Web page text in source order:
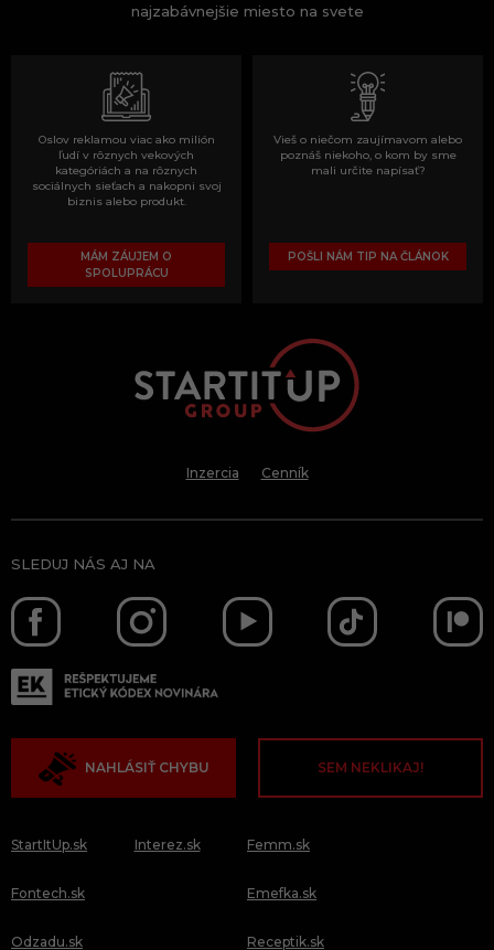
najzabávnejšie miesto na svete
Oslov reklamou viac ako milión
ľudí v rôznych vekových
kategóriách a na rôznych
sociálnych sieťach a nakopni svoj
biznis alebo produkt.
MÁM ZÁUJEM O
SPOLUPRÁCU
Vieš o niečom zaujímavom alebo
poznáš niekoho, o kom by sme
mali určite napísať?
POŠLI NÁM TIP NA ČLÁNOK
Inzercia Cenník
SLEDUJ NÁS AJ NA
NAHLÁSIŤ CHYBU SEM NEKLIKAJ!
StartItUp.sk
Fontech.sk
Odzadu.sk
Interez.sk Femm.sk
Emefka.sk
Receptik.sk